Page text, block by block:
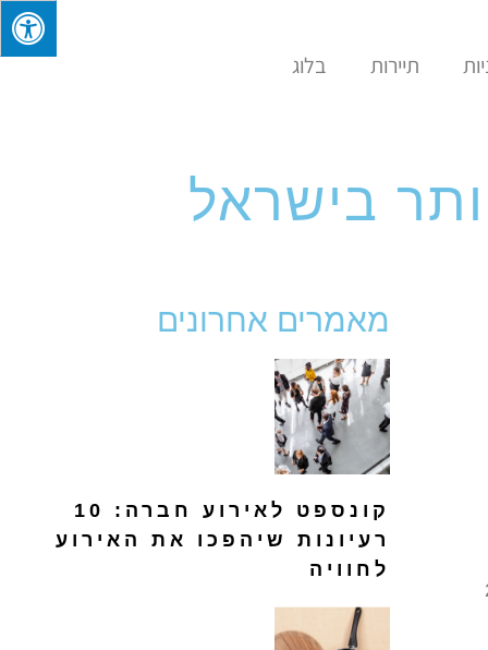
תיירות בלוג
מאמרים אחרונים
קונספט לאירוע חברה: 10
רעיונות שיהפכו את האירוע
לחוויה